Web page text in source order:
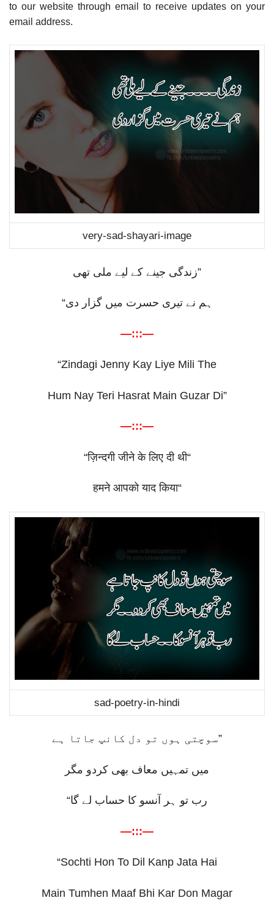
to our website through email to receive updates on your
email address.
very-sad-shayari-image
زندگی جینے کے لیے ملی تھی”
“ہم نے تیری حسرت میں گزار دی
—:::—
“Zindagi Jenny Kay Liye Mili The
Hum Nay Teri Hasrat Main Guzar Di”
—:::—
“ज़िन्दगी जीने के लिए दी थी“
हमने आपको याद किया“
sad-poetry-in-hindi
سوچتی ہوں تو دل کانپ جاتا ہے”
میں تمہیں معاف بھی کردو مگر
“رب تو ہر آنسو کا حساب لے گا
—:::—
“Sochti Hon To Dil Kanp Jata Hai
Main Tumhen Maaf Bhi Kar Don Magar